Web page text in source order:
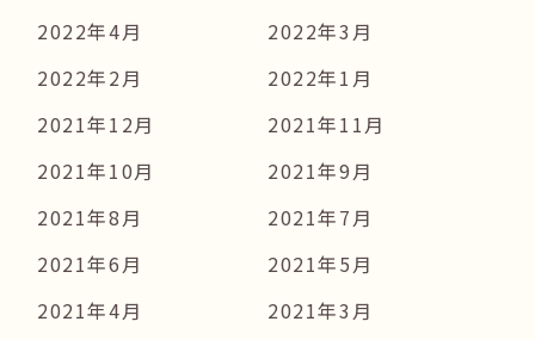
2022年4月
2022年3月
2022年2月
2022年1月
2021年12月
2021年11月
2021年10月
2021年9月
2021年8月
2021年7月
2021年6月
2021年5月
2021年4月
2021年3月